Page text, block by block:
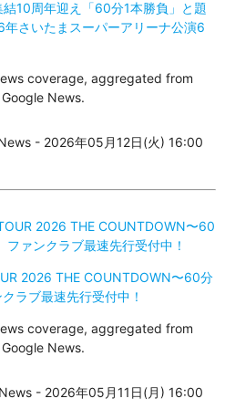
10周年迎え「60分1本勝負」と題
さいたまスーパーアリーナ公演6
coverage, aggregated from
News.
- 2026年05月12日(火) 16:00
2026 THE COUNTDOWN〜60分
ラブ最速先行受付中！
coverage, aggregated from
News.
- 2026年05月11日(月) 16:00